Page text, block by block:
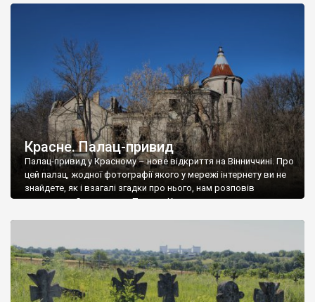
Красне. Палац-привид
Палац-привид у Красному – нове відкриття на Вінниччині. Про
цей палац, жодної фотографії якого у мережі інтернету ви не
знайдете, як і взагалі згадки про нього, нам розповів
мешканець Самгородка. Палац у Красному вразив не лише